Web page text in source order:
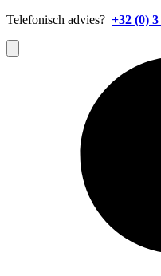
Telefonisch advies? +32 (0)